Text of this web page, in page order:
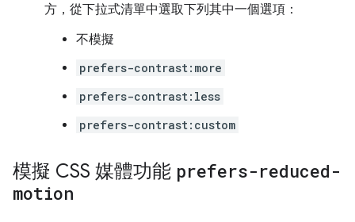
方，從下拉式清單中選取下列其中一個選項：
不模擬
prefers-contrast:more
prefers-contrast:less
prefers-contrast:custom
模擬 CSS 媒體功能 prefers-reduced-
motion